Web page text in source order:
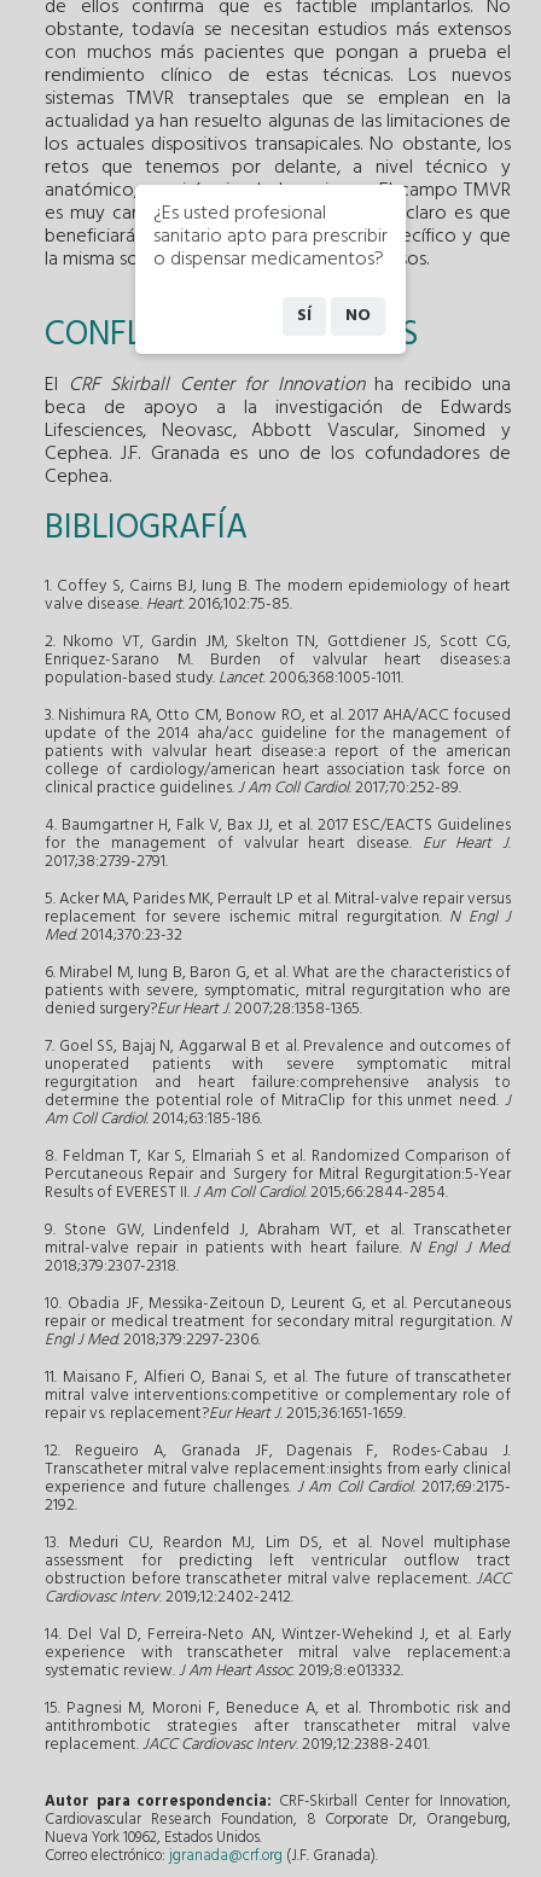
de ellos confirma que es factible implantarlos. No
obstante, todavía se necesitan estudios más extensos
con muchos más pacientes que pongan a prueba el
rendimiento clínico de estas técnicas. Los nuevos
sistemas TMVR transeptales que se emplean en la
actualidad ya han resuelto algunas de las limitaciones de
los actuales dispositivos transapicales. No obstante, los
retos que tenemos por delante, a nivel técnico y
anatómico, seguirán siendo los mismos. El campo TMVR
es muy cambiante, lo que ya ha quedado claro es que
beneficiará a un subgrupo poblacional específico y que
la misma solución no vale para todos los casos.
CONFLICTO DE INTERESES
El CRF Skirball Center for Innovationha recibido una
beca de apoyo a la investigación de Edwards
Lifesciences, Neovasc, Abbott Vascular, Sinomed y
Cephea. J.F. Granada es uno de los cofundadores de
Cephea.
BIBLIOGRAFÍA
1. Coffey S, Cairns BJ, Iung B. The modern epidemiology of heart
valve disease.Heart. 2016;102:75-85.
2. Nkomo VT, Gardin JM, Skelton TN, Gottdiener JS, Scott CG,
Enriquez-Sarano M. Burden of valvular heart diseases:a
population-based study.Lancet. 2006;368:1005-1011.
3. Nishimura RA, Otto CM, Bonow RO, et al. 2017 AHA/ACC focused
update of the 2014 aha/acc guideline for the management of
patients with valvular heart disease:a report of the american
college of cardiology/american heart association task force on
clinical practice guidelines.J Am Coll Cardiol. 2017;70:252-89.
4. Baumgartner H, Falk V, Bax JJ, et al. 2017 ESC/EACTS Guidelines
for the management of valvular heart disease. Eur Heart J.
2017;38:2739-2791.
5. Acker MA, Parides MK, Perrault LP et al. Mitral-valve repair versus
replacement for severe ischemic mitral regurgitation. N Engl J
Med. 2014;370:23-32
6. Mirabel M, Iung B, Baron G, et al. What are the characteristics of
patients with severe, symptomatic, mitral regurgitation who are
denied surgery?Eur Heart J. 2007;28:1358-1365.
7. Goel SS, Bajaj N, Aggarwal B et al. Prevalence and outcomes of
unoperated patients with severe symptomatic mitral
regurgitation and heart failure:comprehensive analysis to
determine the potential role of MitraClip for this unmet need. J
Am Coll Cardiol. 2014;63:185-186.
8. Feldman T, Kar S, Elmariah S et al. Randomized Comparison of
Percutaneous Repair and Surgery for Mitral Regurgitation:5-Year
Results of EVEREST II.J Am Coll Cardiol. 2015;66:2844-2854.
9. Stone GW, Lindenfeld J, Abraham WT, et al. Transcatheter
mitral-valve repair in patients with heart failure. N Engl J Med.
2018;379:2307-2318.
10. Obadia JF, Messika-Zeitoun D, Leurent G, et al. Percutaneous
repair or medical treatment for secondary mitral regurgitation. N
Engl J Med. 2018;379:2297-2306.
11. Maisano F, Alfieri O, Banai S, et al. The future of transcatheter
mitral valve interventions:competitive or complementary role of
repair vs. replacement?Eur Heart J. 2015;36:1651-1659.
12. Regueiro A, Granada JF, Dagenais F, Rodes-Cabau J.
Transcatheter mitral valve replacement:insights from early clinical
experience and future challenges. J Am Coll Cardiol. 2017;69:2175-
2192.
13. Meduri CU, Reardon MJ, Lim DS, et al. Novel multiphase
assessment for predicting left ventricular outflow tract
obstruction before transcatheter mitral valve replacement.JACC
Cardiovasc Interv. 2019;12:2402-2412.
14. Del Val D, Ferreira-Neto AN, Wintzer-Wehekind J, et al. Early
experience with transcatheter mitral valve replacement:a
systematic review.J Am Heart Assoc. 2019;8:e013332.
15. Pagnesi M, Moroni F, Beneduce A, et al. Thrombotic risk and
antithrombotic strategies after transcatheter mitral valve
replacement.JACC Cardiovasc Interv. 2019;12:2388-2401.
Autor para correspondencia: CRF-Skirball Center for Innovation,
Cardiovascular Research Foundation, 8 Corporate Dr, Orangeburg,
Nueva York 10962, Estados Unidos.
Correo electrónico: jgranada@crf.org (J.F. Granada).
¿Es usted profesional
sanitario apto para prescribir
o dispensar medicamentos?
SÍ NO